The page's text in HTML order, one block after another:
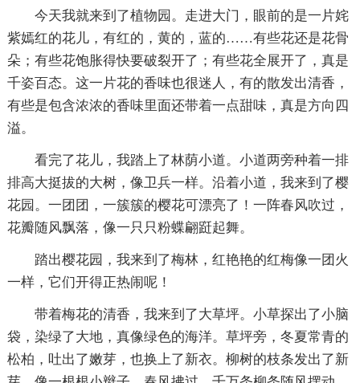
今天我就来到了植物园。走进大门，眼前的是一片姹
紫嫣红的花儿，有红的，黄的，蓝的……有些花还是花骨
朵；有些花饱胀得快要破裂开了；有些花全展开了，真是
千姿百态。这一片花的香味也很迷人，有的散发出清香，
有些是包含浓浓的香味里面还带着一点甜味，真是方向四
溢。
看完了花儿，我踏上了林荫小道。小道两旁种着一排
排高大挺拔的大树，像卫兵一样。沿着小道，我来到了樱
花园。一团团，一簇簇的樱花可漂亮了！一阵春风吹过，
花瓣随风飘落，像一只只粉蝶翩跹起舞。
踏出樱花园，我来到了梅林，红艳艳的红梅像一团火
一样，它们开得正热闹呢！
带着梅花的清香，我来到了大草坪。小草探出了小脑
袋，染绿了大地，真像绿色的海洋。草坪旁，冬夏常青的
松柏，吐出了嫩芽，也换上了新衣。柳树的枝条发出了新